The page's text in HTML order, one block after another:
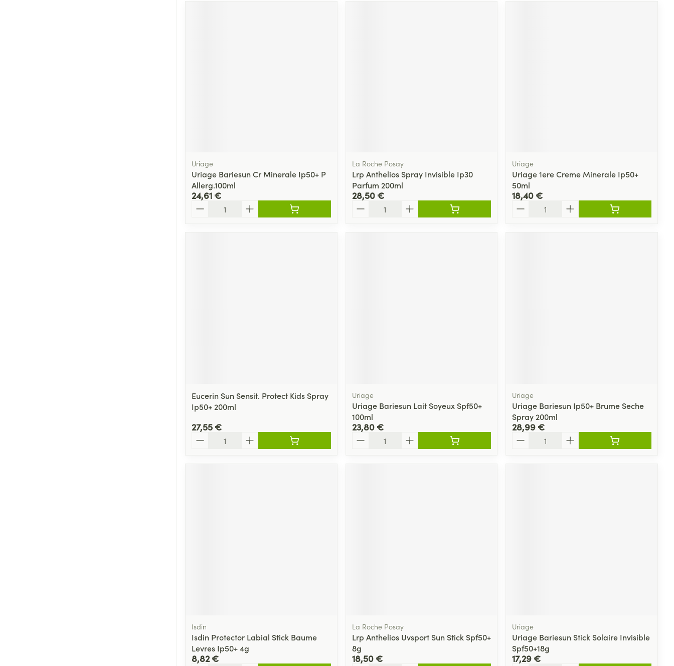
Uriage
Uriage Bariesun Cr Minerale Ip50+ P
Allerg.100ml
24,61 €
La Roche Posay
Lrp Anthelios Spray Invisible Ip30
Parfum 200ml
28,50 €
Uriage
Uriage 1ere Creme Minerale Ip50+
50ml
18,40 €
Eucerin Sun Sensit. Protect Kids Spray
Ip50+ 200ml
27,55 €
Uriage
Uriage Bariesun Lait Soyeux Spf50+
100ml
23,80 €
Uriage
Uriage Bariesun Ip50+ Brume Seche
Spray 200ml
28,99 €
Isdin
Isdin Protector Labial Stick Baume
Levres Ip50+ 4g
8,82 €
La Roche Posay
Lrp Anthelios Uvsport Sun Stick Spf50+
8g
18,50 €
Uriage
Uriage Bariesun Stick Solaire Invisible
Spf50+18g
17,29 €